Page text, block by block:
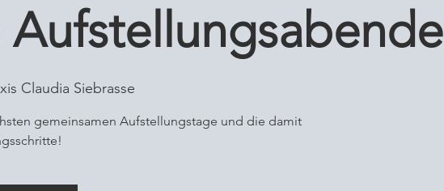
Claudia Siebrasse
gemeinsamen Aufstellungstage und die damit